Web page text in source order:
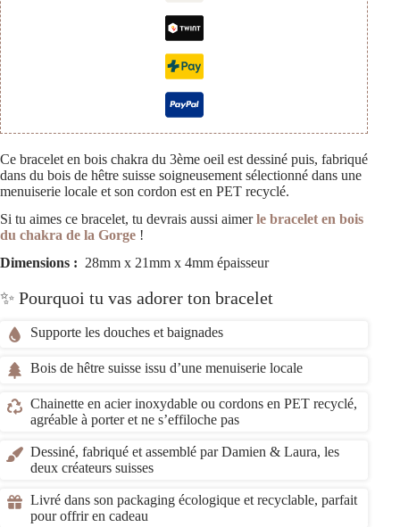
Ce bracelet en bois chakra du 3ème oeil est dessiné puis, fabriqué
dans du bois de hêtre suisse soigneusement sélectionné dans une
menuiserie locale et son cordon est en PET recyclé.
Si tu aimes ce bracelet, tu devrais aussi aimerle bracelet en bois
du chakra de la Gorge !
Dimensions : 28mm x 21mm x 4mm épaisseur
✨ Pourquoi tu vas adorer ton bracelet
Supporte les douches et baignades
Bois de hêtre suisse issu d’une menuiserie locale
Chainette en acier inoxydable ou cordons en PET recyclé,
agréable à porter et ne s’effiloche pas
Dessiné, fabriqué et assemblé par Damien & Laura, les
deux créateurs suisses
Livré dans son packaging écologique et recyclable, parfait
pour offrir en cadeau